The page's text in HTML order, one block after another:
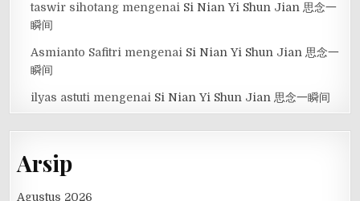
taswir sihotang mengenai Si Nian Yi Shun Jian 思念一
瞬间
Asmianto Safitri mengenai Si Nian Yi Shun Jian 思念一
瞬间
ilyas astuti mengenai Si Nian Yi Shun Jian 思念一瞬间
Arsip
Agustus 2026